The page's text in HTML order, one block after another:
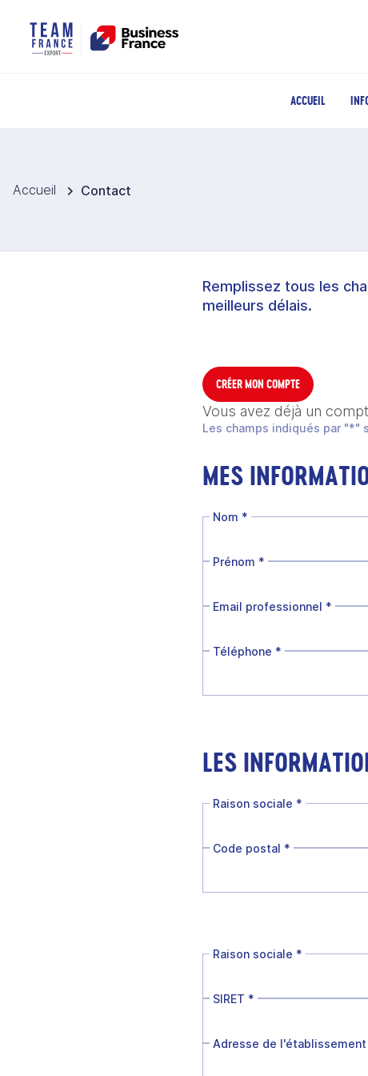
ACCUEIL
Accueil Contact
Remplissez tous les
meilleurs délais.
CRÉER MON COMPTE
Vous avez déjà un
Les champs indiqués par "*"
MES
Nom *
Prénom *
Email professionnel *
Téléphone *
LES
Raison sociale *
Code postal *
Raison sociale *
SIRET *
Adresse de l'établissement